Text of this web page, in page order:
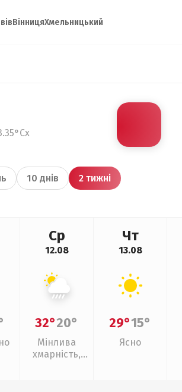
ВінницяХмельницький
10 днів 2 тижні
Ср
12.08
32°20°
Мінлива
хмарність,
Чт
13.08
29°15°
Ясно